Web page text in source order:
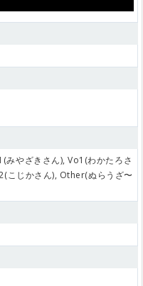
みやざきさん), Vo1(わかたろさ
こじかさん), Other(ぬらうざ〜